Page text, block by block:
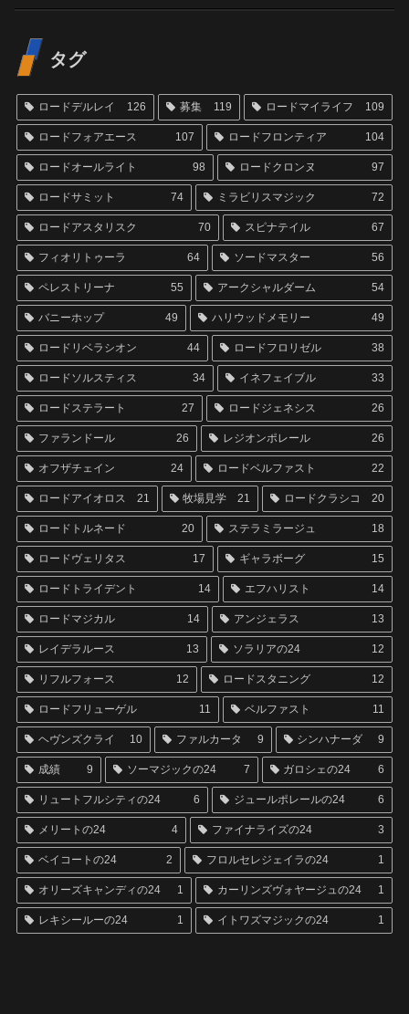
タグ
ロードデルレイ 126 募集 119 ロードマイライフ 109
ロードフォアエース 107 ロードフロンティア 104
ロードオールライト 98 ロードクロンヌ 97
ロードサミット 74 ミラビリスマジック 72
ロードアスタリスク 70 スピナテイル 67
フィオリトゥーラ 64 ソードマスター 56
ペレストリーナ 55 アークシャルダーム 54
バニーホップ 49 ハリウッドメモリー 49
ロードリベラシオン 44 ロードフロリゼル 38
ロードソルスティス 34 イネフェイブル 33
ロードステラート 27 ロードジェネシス 26
ファランドール 26 レジオンポレール 26
オフザチェイン 24 ロードベルファスト 22
ロードアイオロス 21 牧場見学 21 ロードクラシコ 20
ロードトルネード 20 ステラミラージュ 18
ロードヴェリタス 17 ギャラボーグ 15
ロードトライデント 14 エフハリスト 14
ロードマジカル 14 アンジェラス 13
レイデラルース 13 ソラリアの24 12
リフルフォース 12 ロードスタニング 12
ロードフリューゲル 11 ベルファスト 11
ヘヴンズクライ 10 ファルカータ 9 シンハナーダ 9
成績 9 ソーマジックの24 7 ガロシェの24 6
リュートフルシティの24 6 ジュールポレールの24 6
メリートの24 4 ファイナライズの24 3
ベイコートの24 2 フロルセレジェイラの24 1
オリーズキャンディの24 1 カーリンズヴォヤージュの24 1
レキシールーの24 1 イトワズマジックの24 1